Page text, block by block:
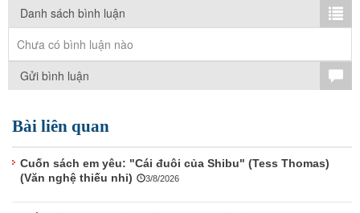
Vận hành bởi QI Corp
Danh sách bình luận
Chưa có bình luận nào
Gửi bình luận
Bài liên quan
Cuốn sách em yêu: "Cái đuôi của Shibu" (Tess Thomas)
(Văn nghệ thiếu nhi)
3/8/2026